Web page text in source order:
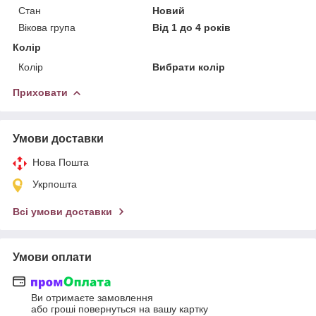
Стан
Новий
Вікова група
Від 1 до 4 років
Колір
Колір
Вибрати колір
Приховати
Умови доставки
Нова Пошта
Укрпошта
Всі умови доставки
Умови оплати
Ви отримаєте замовлення
або гроші повернуться на вашу картку